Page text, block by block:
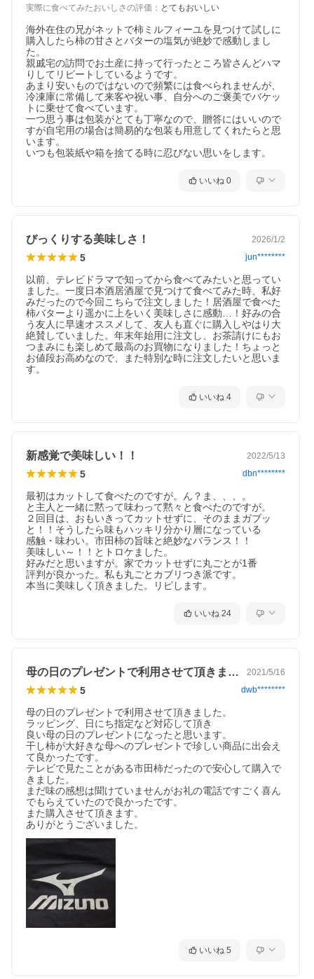
市田柿とカルピス発酵バターのとろける調和。
市田柿のとろりとした自然な甘さはそのままに、「幻のバター」
と呼ばれているカルピス発酵バターの味が程よく合わさり上品な
傑作スイーツに仕上げました。
実際に食べてみたおいしさの評価 ： とてもおいしい
海外在住の兄がネットで柿ミルフィーユを見つけて試しに
購入したら柿の甘さとバターの塩気が絶妙で感動しまし
た。
親戚宅の訪問でお土産に持って行ったところ皆さんどハマ
りしてリピートしているようです。
あまり安いものではないので頻繁には食べられませんが、
冷凍庫に常備して来客や祝い事、自分へのご褒美でバケッ
トに乗せて食べています。
一つ思う事は包装がとても丁寧なので、贈答にはいいので
すが自宅用の場合は簡易的な包装も用意してくれたらと思
います。
いつも包装紙や箱を捨てる時に忍びない思いをします。
いいね 0
びっくりする美味しさ！ 2026/1/2
5 jun********
以前、テレビドラマで知ってから食べてみたいと思ってい
ました。一度日本酒居酒屋で見つけて食べてみた時、私好
みだったので今回こちらで注文しました！居酒屋で食べた
柿バターより遥かに上をいく美味しさに感動…！好みの合
う友人に早速オススメして、友人も直ぐに購入しやはり大
絶賛していました。年末年始用に注文し、お茶請けにもお
つまみにも楽しめて最高のお買物になりました！ちょっと
お値段お高めなので、また特別な時に注文したいと思いま
す。
いいね 4
新感覚で美味しい！！ 2022/5/13
5 dbn********
最初はカットして食べたのですが。ん？ま、、、。
と主人と一緒に黙って味わって黙々と食べたのですが。
２回目は、おもいきってカットせずに、そのままガブッ
と！！そうしたら味もハッキリ分かり層になっている
感触・味わい。市田柿の旨味と絶妙なバランス！！
美味しい～！！とトロケました。
好みだと思いますが。家でカットせずに丸ごとが1番
評判が良かった。私も丸ごとカブリつき派です。
本当に美味しく頂きました。リピします。
いいね 24
母の日のプレゼントで利用させて頂きまし… 2021/5/16
5 dwb********
母の日のプレゼントで利用させて頂きました。
ラッピング、日にち指定など対応して頂き
良い母の日のプレゼントになったと思います。
干し柿が大好きな母へのプレゼントで珍しい商品に出会え
て良かったです。
テレビで見たことがある市田柿だったので安心して購入で
きました。
まだ味の感想は聞けていませんがお礼の電話ですごく喜ん
でもらえていたので良かったです。
また購入させて頂きます。
ありがとうございました。
いいね 5